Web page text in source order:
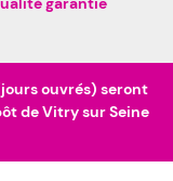
ouvrés) seront
de Vitry sur Seine